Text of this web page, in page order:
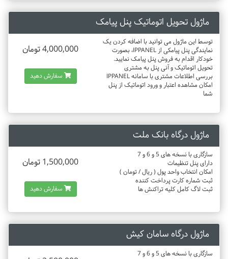
ماژول تحویل اتوماتیک پنل پیامک
توسط این ماژول می توانید با اضافه کردن یک
نمایندگی پنل پیامکی از IPPANEL، بصورت
خودکار اقدام به فروش پنل پیامک نمایید.
تحویل اتوماتیک و آنی پنل به مشتری
بررسی اطلاعات مشتری با سامانه IPPANEL
امکان مشاهده اعتبار و ورود اتوماتیک از پنل
شما
4,000,000 تومان
سفارش دهید
ماژول درگاه بانک ملت
سازگاری با نسخه های 5 و 6 و 7
دارای پنل تنظیمات
امکان انتخاب واحد پول ( ریال / تومان )
ثبت شماره کارت پرداخت کننده
ثبت لاگ کامل کلیه تراکنش ها
1,500,000 تومان
سفارش دهید
ماژول درگاه سامان کیش
سازگاری با نسخه های 5 و 6 و 7